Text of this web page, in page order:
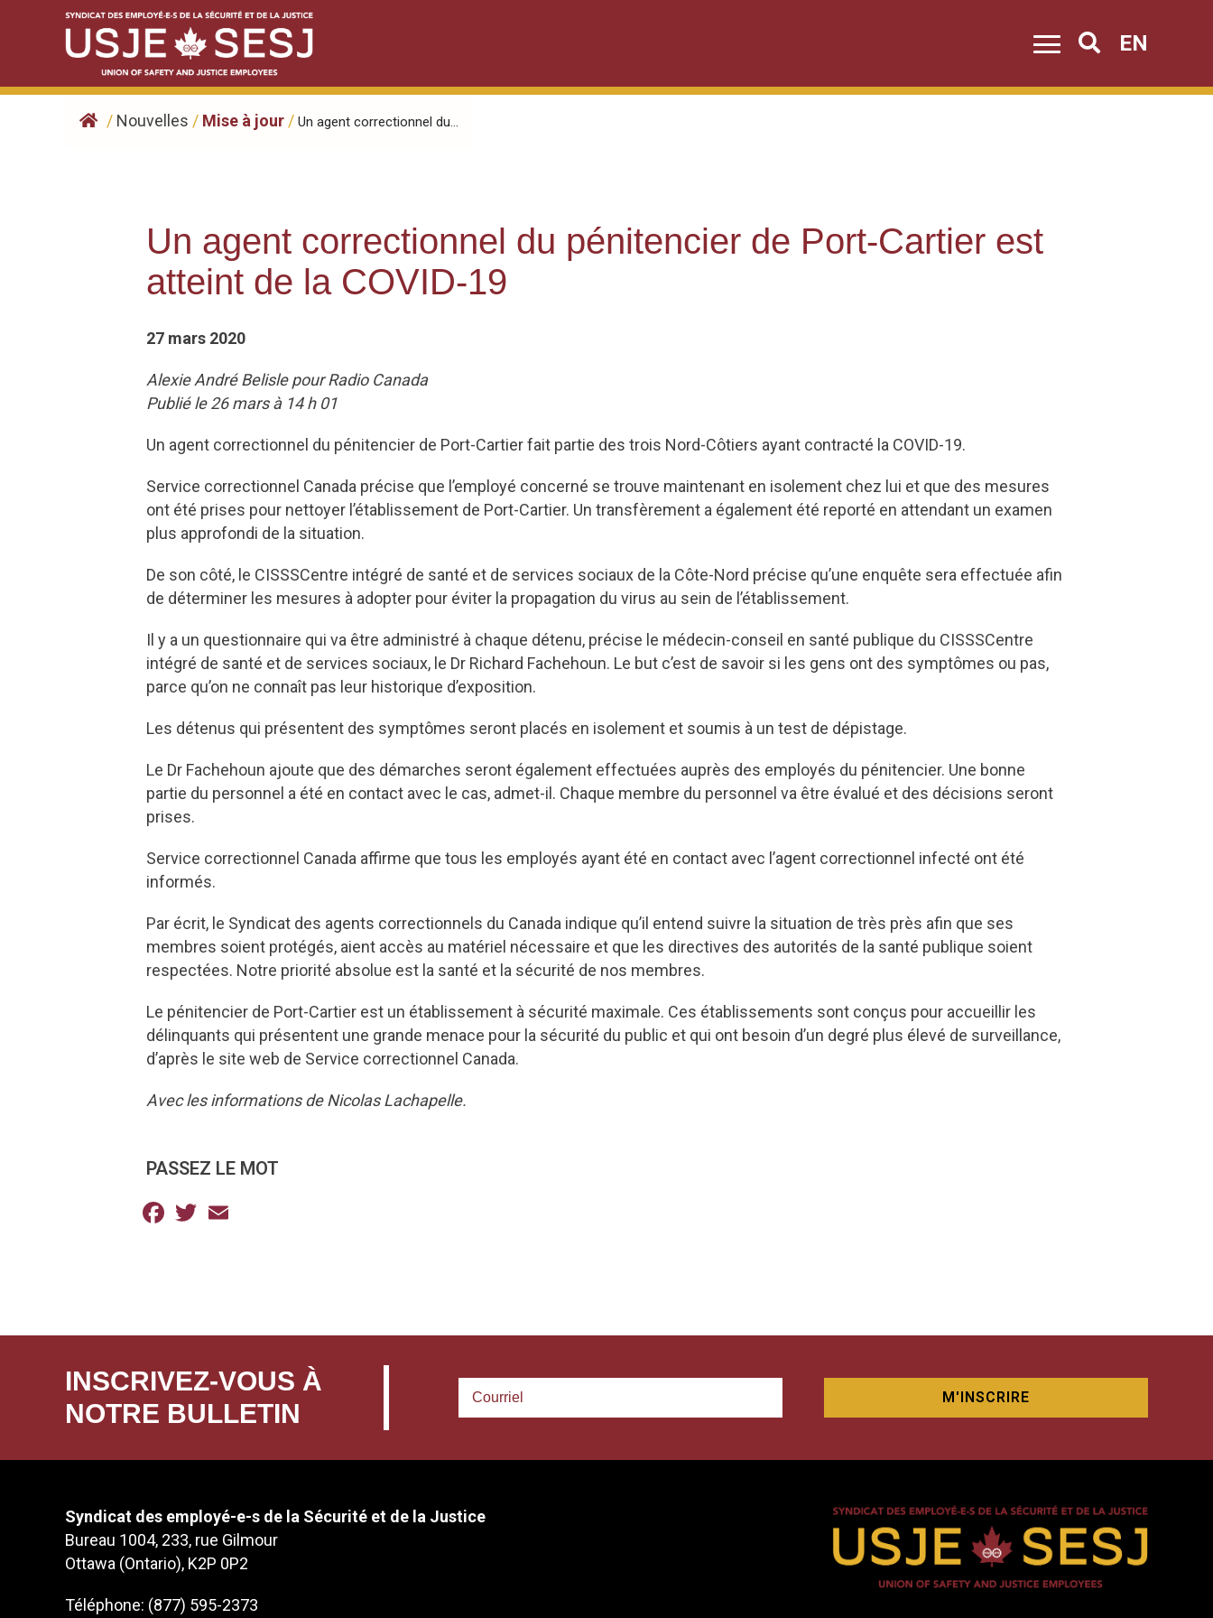
Search
EN
/ Nouvelles / Mise à jour / Un agent correctionnel du...
Un agent correctionnel du pénitencier de Port-Cartier est
atteint de la COVID-19
27 mars 2020
Alexie André Belisle pour Radio Canada
Publié le 26 mars à 14 h 01
Un agent correctionnel du pénitencier de Port-Cartier fait partie des trois Nord-Côtiers ayant contracté la COVID-19.
Service correctionnel Canada précise que l’employé concerné se trouve maintenant en isolement chez lui et que des mesures
ont été prises pour nettoyer l’établissement de Port-Cartier. Un transfèrement a également été reporté en attendant un examen
plus approfondi de la situation.
De son côté, le CISSSCentre intégré de santé et de services sociaux de la Côte-Nord précise qu’une enquête sera effectuée afin
de déterminer les mesures à adopter pour éviter la propagation du virus au sein de l’établissement.
Il y a un questionnaire qui va être administré à chaque détenu, précise le médecin-conseil en santé publique du CISSSCentre
intégré de santé et de services sociaux, le Dr Richard Fachehoun. Le but c’est de savoir si les gens ont des symptômes ou pas,
parce qu’on ne connaît pas leur historique d’exposition.
Les détenus qui présentent des symptômes seront placés en isolement et soumis à un test de dépistage.
Le Dr Fachehoun ajoute que des démarches seront également effectuées auprès des employés du pénitencier. Une bonne
partie du personnel a été en contact avec le cas, admet-il. Chaque membre du personnel va être évalué et des décisions seront
prises.
Service correctionnel Canada affirme que tous les employés ayant été en contact avec l’agent correctionnel infecté ont été
informés.
Par écrit, le Syndicat des agents correctionnels du Canada indique qu’il entend suivre la situation de très près afin que ses
membres soient protégés, aient accès au matériel nécessaire et que les directives des autorités de la santé publique soient
respectées. Notre priorité absolue est la santé et la sécurité de nos membres.
Le pénitencier de Port-Cartier est un établissement à sécurité maximale. Ces établissements sont conçus pour accueillir les
délinquants qui présentent une grande menace pour la sécurité du public et qui ont besoin d’un degré plus élevé de surveillance,
d’après le site web de Service correctionnel Canada.
Avec les informations de Nicolas Lachapelle.
PASSEZ LE MOT
Facebook
Twitter
INSCRIVEZ-VOUS À
NOTRE BULLETIN
Syndicat des employé-e-s de la Sécurité et de la Justice
Bureau 1004, 233, rue Gilmour
Ottawa (Ontario), K2P 0P2
Téléphone: (877) 595-2373